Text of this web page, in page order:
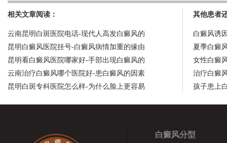
相关文章阅读：
云南昆明白斑医院电话-现代人高发白癜风的
昆明白癜风医院挂号-白癜风病情加重的缘由
昆明看白癜风医院哪家好-手部出现白癜风的
云南治疗白癜风哪个医院好-患白癜风的因素
昆明白斑专科医院怎么样-为什么脸上更容易
其他患者
白癜风诱
夏季白癜
女性白癜
治疗白癜
孩子患上
白癜风分型